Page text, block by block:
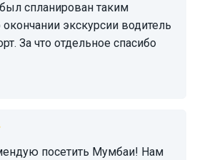
спланирован таким
экскурсии водитель
За что отдельное спасибо